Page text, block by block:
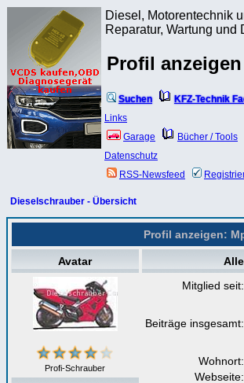
Diesel, Motorentechnik
Reparatur, Wartung und
Profil
Suchen KFZ-Technik
Links
Garage
Bücher / Tools
Datenschutz
RSS-Newsfeed
Dieselschrauber - Übersicht
Profil anzeigen:
Avatar
Profi-Schrauber
Mitglied seit:
Beiträge insgesamt:
Wohnort:
Webseite: